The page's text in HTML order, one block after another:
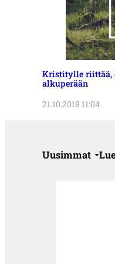
Kristitylle riittää,
alkuperään
21.10.2018 11:04
Uusimmat